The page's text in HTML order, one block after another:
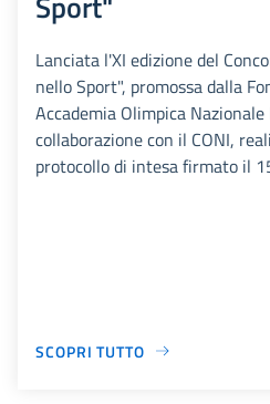
Lanciata l'XI edizione del
nello Sport", promossa dalla
Accademia Olimpica
collaborazione con il CONI,
protocollo di intesa firmato il
SCOPRI TUTTO